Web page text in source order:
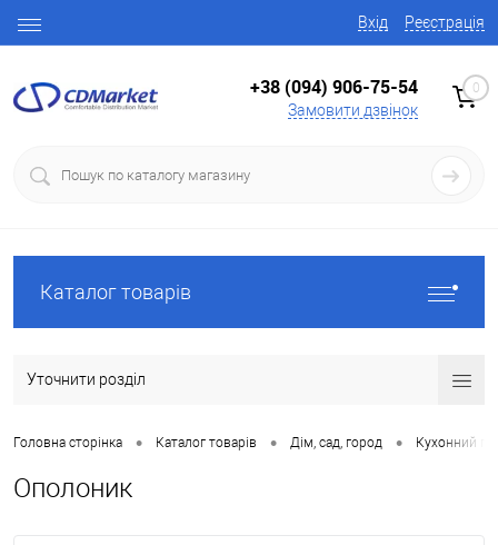
Вхід Реєстрація
+38 (094) 906-75-54
Замовити дзвінок
0
Каталог товарів
Уточнити розділ
Головна сторінка • Каталог товарів • Дім, сад, город • Кухонний
Ополоник